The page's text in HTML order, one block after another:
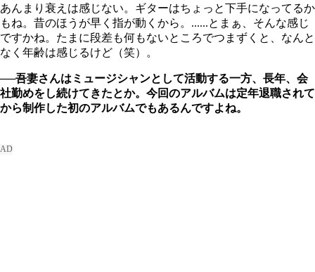
あんまり衰えは感じない。ギターはちょっと下手になってるか
もね。昔のほうが早く指が動くから。......とまぁ、そんな感じ
ですかね。たまに段差も何もないところでつまずくと、なんと
なく年齢は感じるけど（笑）。
──吾妻さんはミュージシャンとして活動する一方、長年、会
社勤めをし続けてきたとか。今回のアルバムは定年退職されて
から制作した初のアルバムでもあるんですよね。